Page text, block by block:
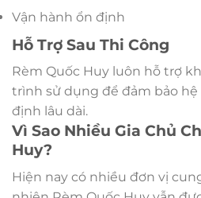
Vận hành ổn định
Hỗ Trợ Sau Thi Công
Rèm Quốc Huy luôn hỗ trợ
trình sử dụng để đảm bảo
định lâu dài.
Vì Sao Nhiều Gia Chủ
Huy?
Hiện nay có nhiều đơn vị